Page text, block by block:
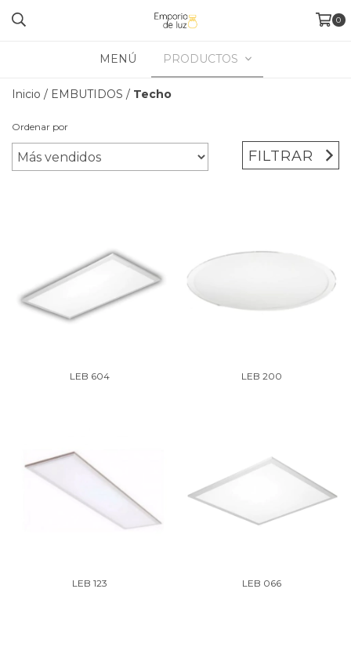
0
MENÚ PRODUCTOS
Inicio / EMBUTIDOS / Techo
Ordenar por
FILTRAR
LEB 604 LEB 200
LEB 123 LEB 066